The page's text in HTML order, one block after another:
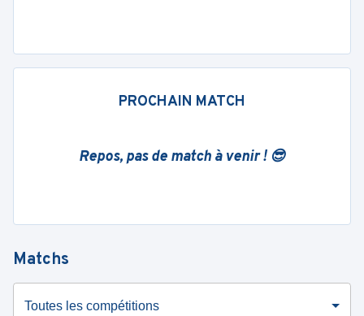
PROCHAIN MATCH
Repos, pas de match à venir ! 😎
Matchs
Toutes les compétitions